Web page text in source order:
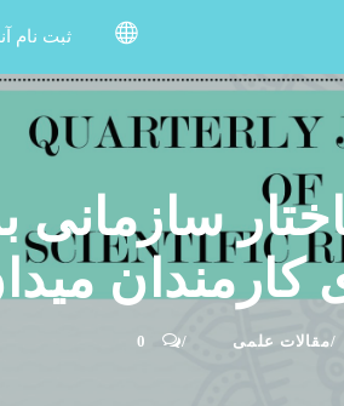
ثبت نام
کارمندان
مقالات علمی 0